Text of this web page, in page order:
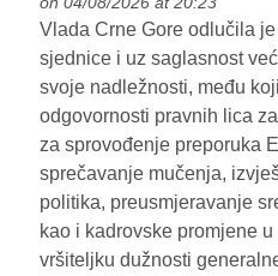
Vlada Crne Gore odlučila
sjednice i uz saglasnost
svoje nadležnosti, među
odgovornosti pravnih lica
za sprovođenje preporuka
sprečavanje mučenja,
politika, preusmjeravanje
kao i kadrovske promjene
vršiteljku dužnosti